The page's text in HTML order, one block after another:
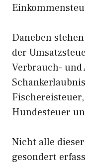
Daneben
der
Verbrauch- und
Hundesteuer
Nicht alle
gesondert